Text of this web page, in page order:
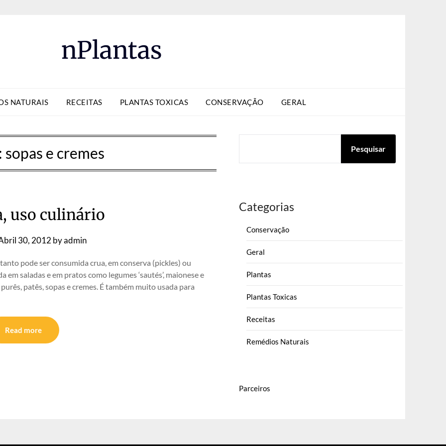
nPlantas
NATURAIS RECEITAS PLANTAS TOXICAS CONSERVAÇÃO GERAL
sopas e cremes
uso culinário
30, 2012 byadmin
pode ser consumida crua, em conserva (pickles) ou
saladas e em pratos como legumes ‘sautés’, maionese e
patês, sopas e cremes. É também muito usada para
Read more
Pesquisar
Categorias
Conservação
Geral
Plantas
Plantas Toxicas
Receitas
Remédios Naturais
Parceiros